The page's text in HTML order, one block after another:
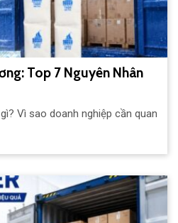
Top 7 Nguyên Nhân
Vì sao doanh nghiệp cần quan